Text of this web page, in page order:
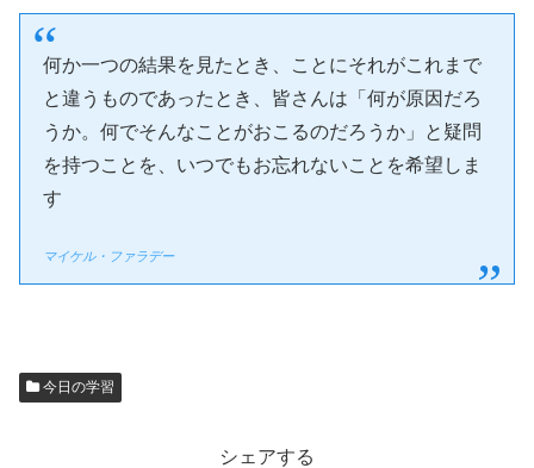
何か一つの結果を見たとき、ことにそれがこれまで
と違うものであったとき、皆さんは「何が原因だろ
うか。何でそんなことがおこるのだろうか」と疑問
を持つことを、いつでもお忘れないことを希望しま
す
マイケル・ファラデー
今日の学習
シェアする